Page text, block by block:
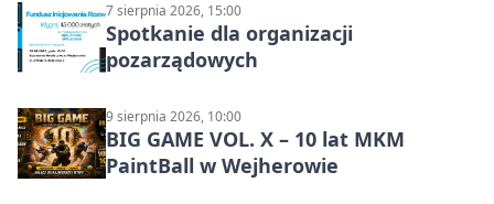
7 sierpnia 2026, 15:00
Spotkanie dla organizacji
pozarządowych
9 sierpnia 2026, 10:00
BIG GAME VOL. X – 10 lat MKM
PaintBall w Wejherowie